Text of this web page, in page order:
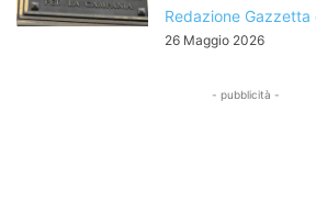
Redazione Gazzetta
26 Maggio 2026
- pubblicità -